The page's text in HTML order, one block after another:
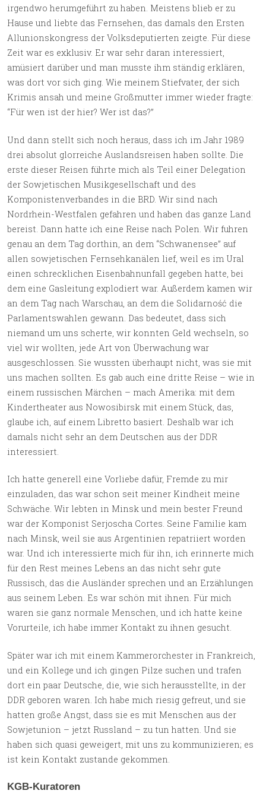
irgendwo herumgeführt zu haben. Meistens blieb er zu
Hause und liebte das Fernsehen, das damals den Ersten
Allunionskongress der Volksdeputierten zeigte. Für diese
Zeit war es exklusiv. Er war sehr daran interessiert,
amüsiert darüber und man musste ihm ständig erklären,
was dort vor sich ging. Wie meinem Stiefvater, der sich
Krimis ansah und meine Großmutter immer wieder fragte:
“Für wen ist der hier? Wer ist das?”
Und dann stellt sich noch heraus, dass ich im Jahr 1989
drei absolut glorreiche Auslandsreisen haben sollte. Die
erste dieser Reisen führte mich als Teil einer Delegation
der Sowjetischen Musikgesellschaft und des
Komponistenverbandes in die BRD. Wir sind nach
Nordrhein-Westfalen gefahren und haben das ganze Land
bereist. Dann hatte ich eine Reise nach Polen. Wir fuhren
genau an dem Tag dorthin, an dem “Schwanensee” auf
allen sowjetischen Fernsehkanälen lief, weil es im Ural
einen schrecklichen Eisenbahnunfall gegeben hatte, bei
dem eine Gasleitung explodiert war. Außerdem kamen wir
an dem Tag nach Warschau, an dem die Solidarność die
Parlamentswahlen gewann. Das bedeutet, dass sich
niemand um uns scherte, wir konnten Geld wechseln, so
viel wir wollten, jede Art von Überwachung war
ausgeschlossen. Sie wussten überhaupt nicht, was sie mit
uns machen sollten. Es gab auch eine dritte Reise – wie in
einem russischen Märchen – mach Amerika: mit dem
Kindertheater aus Nowosibirsk mit einem Stück, das,
glaube ich, auf einem Libretto basiert. Deshalb war ich
damals nicht sehr an dem Deutschen aus der DDR
interessiert.
Ich hatte generell eine Vorliebe dafür, Fremde zu mir
einzuladen, das war schon seit meiner Kindheit meine
Schwäche. Wir lebten in Minsk und mein bester Freund
war der Komponist Serjoscha Cortes. Seine Familie kam
nach Minsk, weil sie aus Argentinien repatriiert worden
war. Und ich interessierte mich für ihn, ich erinnerte mich
für den Rest meines Lebens an das nicht sehr gute
Russisch, das die Ausländer sprechen und an Erzählungen
aus seinem Leben. Es war schön mit ihnen. Für mich
waren sie ganz normale Menschen, und ich hatte keine
Vorurteile, ich habe immer Kontakt zu ihnen gesucht.
Später war ich mit einem Kammerorchester in Frankreich,
und ein Kollege und ich gingen Pilze suchen und trafen
dort ein paar Deutsche, die, wie sich herausstellte, in der
DDR geboren waren. Ich habe mich riesig gefreut, und sie
hatten große Angst, dass sie es mit Menschen aus der
Sowjetunion – jetzt Russland – zu tun hatten. Und sie
haben sich quasi geweigert, mit uns zu kommunizieren; es
ist kein Kontakt zustande gekommen.
KGB-Kuratoren